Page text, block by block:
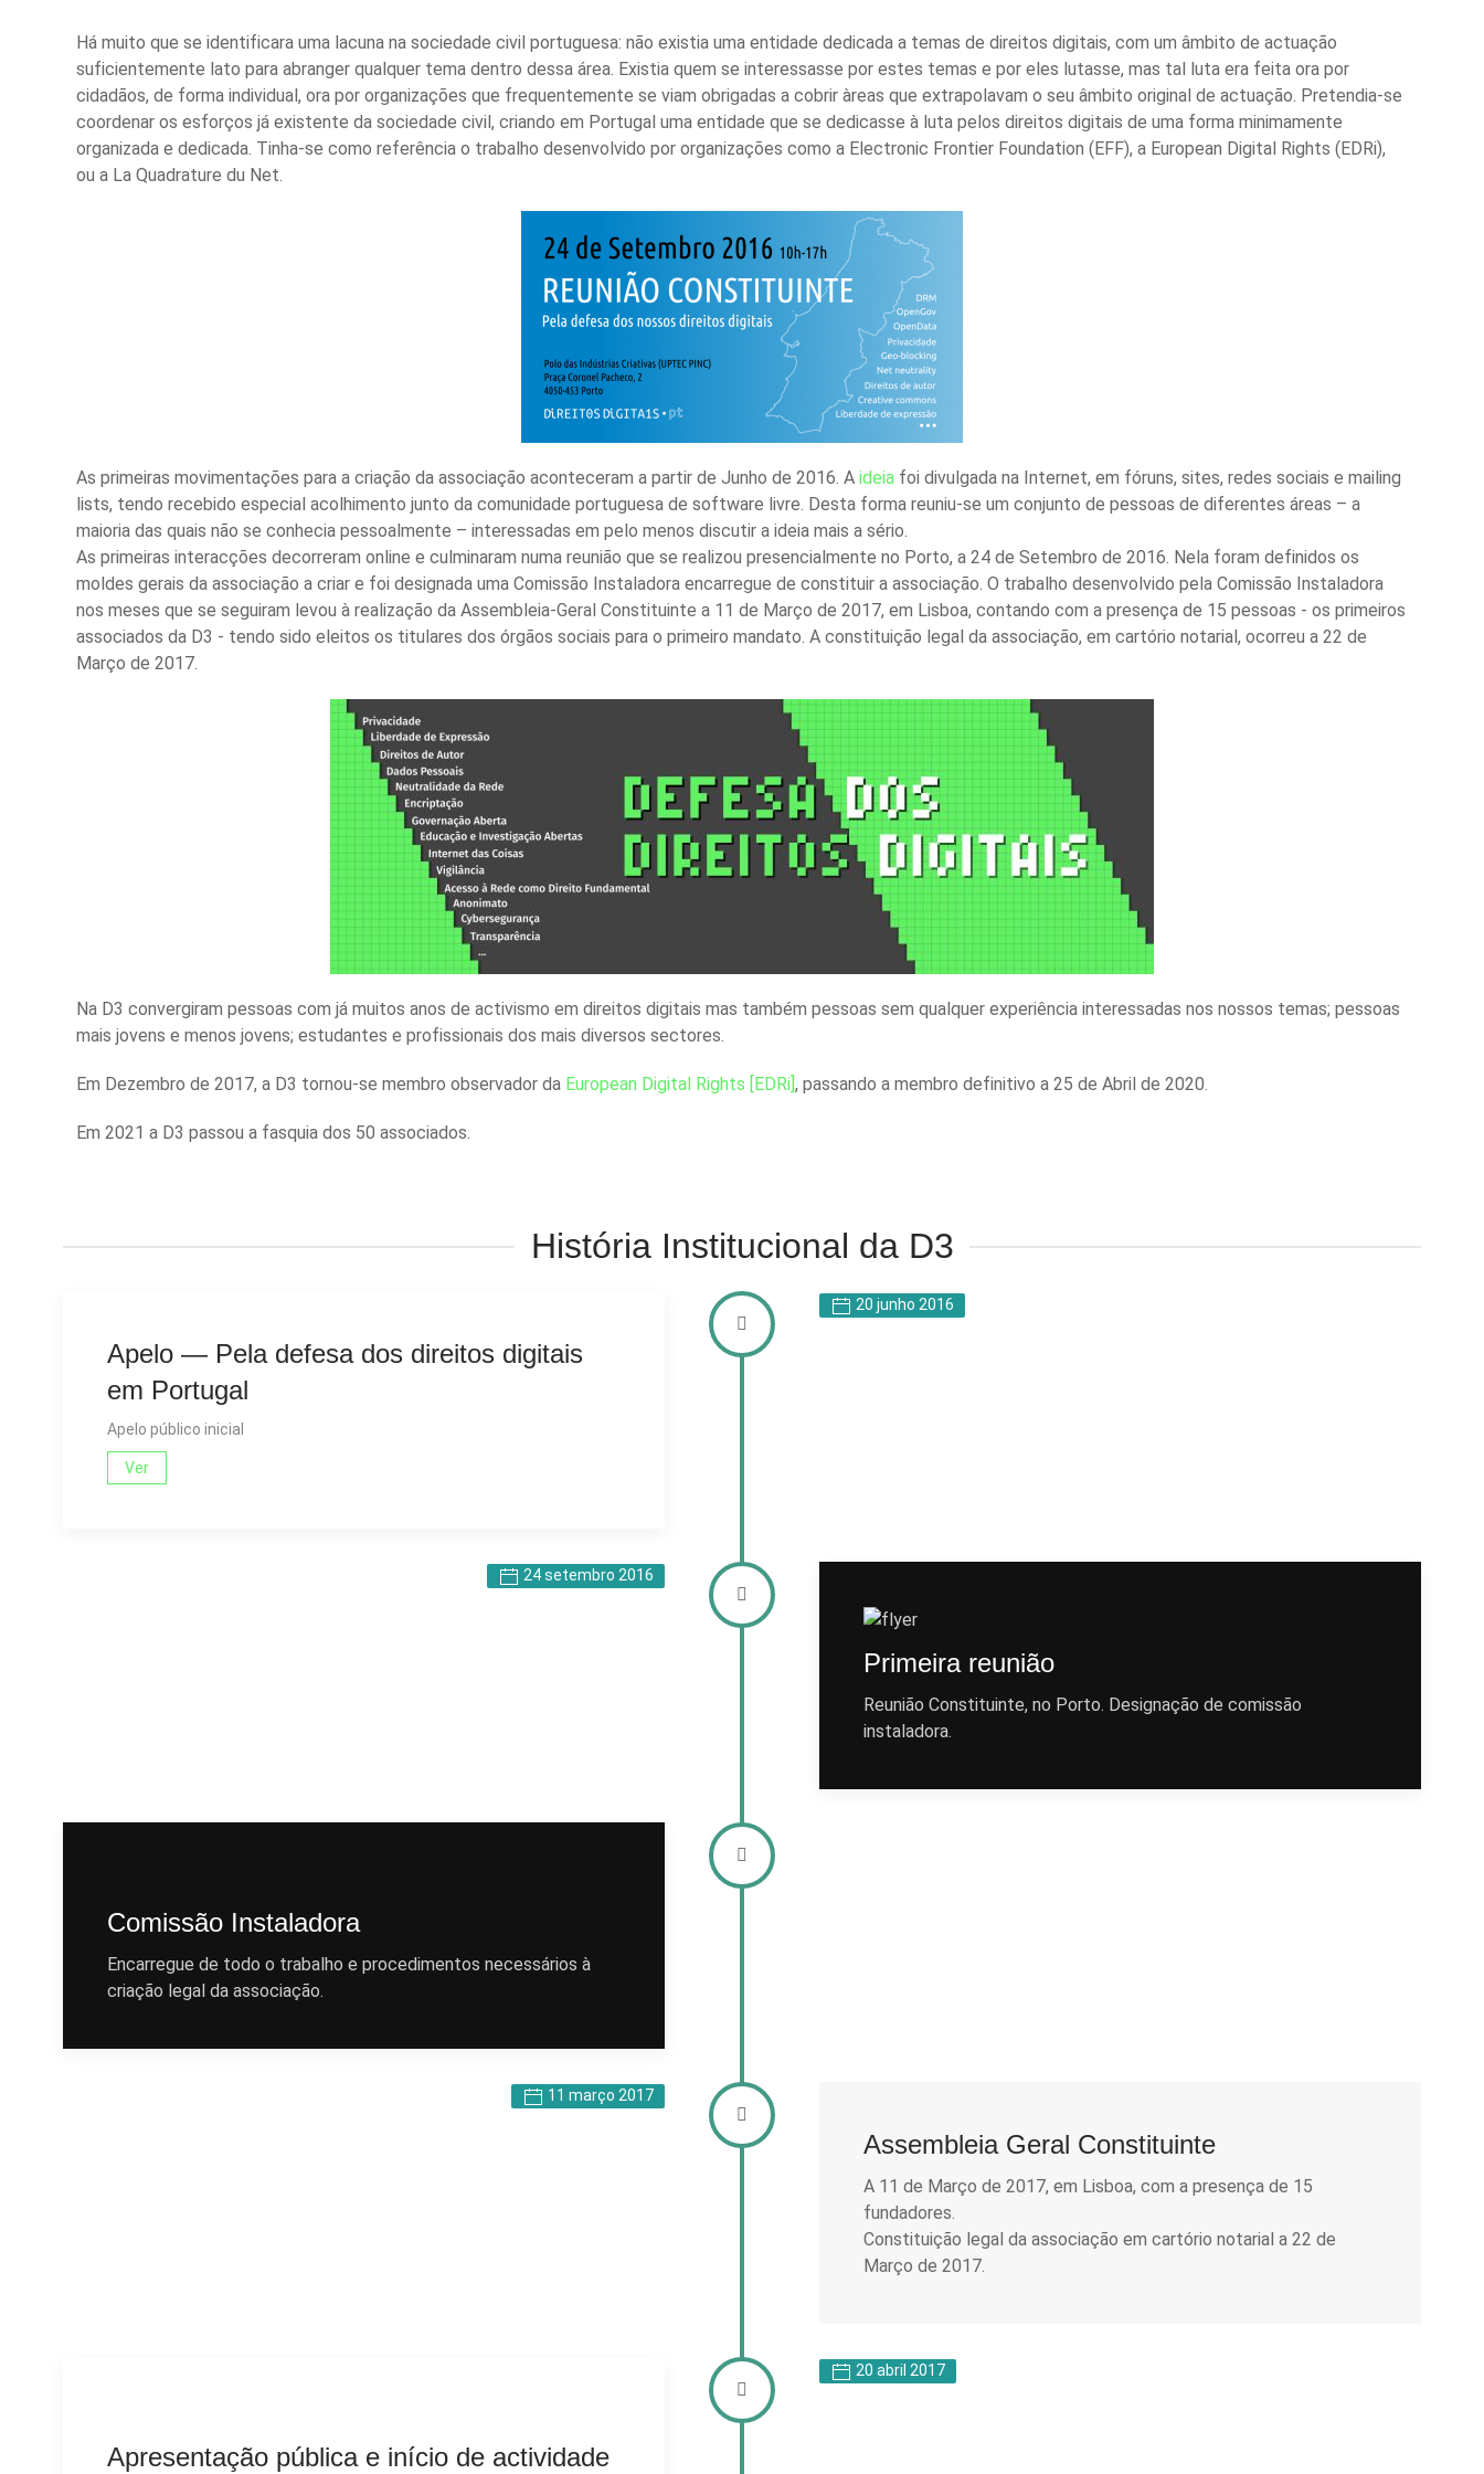
Há muito que se identificara uma lacuna na sociedade civil portuguesa: não existia uma entidade dedicada a temas de direitos digitais, com um âmbito de actuação
suficientemente lato para abranger qualquer tema dentro dessa área. Existia quem se interessasse por estes temas e por eles lutasse, mas tal luta era feita ora por
cidadãos, de forma individual, ora por organizações que frequentemente se viam obrigadas a cobrir àreas que extrapolavam o seu âmbito original de actuação. Pretendia-se
coordenar os esforços já existente da sociedade civil, criando em Portugal uma entidade que se dedicasse à luta pelos direitos digitais de uma forma minimamente
organizada e dedicada. Tinha-se como referência o trabalho desenvolvido por organizações como a Electronic Frontier Foundation (EFF), a European Digital Rights (EDRi),
ou a La Quadrature du Net.
As primeiras movimentações para a criação da associação aconteceram a partir de Junho de 2016. A ideia foi divulgada na Internet, em fóruns, sites, redes sociais e mailing
lists, tendo recebido especial acolhimento junto da comunidade portuguesa de software livre. Desta forma reuniu-se um conjunto de pessoas de diferentes áreas – a
maioria das quais não se conhecia pessoalmente – interessadas em pelo menos discutir a ideia mais a sério.
As primeiras interacções decorreram online e culminaram numa reunião que se realizou presencialmente no Porto, a 24 de Setembro de 2016. Nela foram definidos os
moldes gerais da associação a criar e foi designada uma Comissão Instaladora encarregue de constituir a associação. O trabalho desenvolvido pela Comissão Instaladora
nos meses que se seguiram levou à realização da Assembleia-Geral Constituinte a 11 de Março de 2017, em Lisboa, contando com a presença de 15 pessoas - os primeiros
associados da D3 - tendo sido eleitos os titulares dos órgãos sociais para o primeiro mandato. A constituição legal da associação, em cartório notarial, ocorreu a 22 de
Março de 2017.
Na D3 convergiram pessoas com já muitos anos de activismo em direitos digitais mas também pessoas sem qualquer experiência interessadas nos nossos temas; pessoas
mais jovens e menos jovens; estudantes e profissionais dos mais diversos sectores.
Em Dezembro de 2017, a D3 tornou-se membro observador da European Digital Rights [EDRi] , passando a membro definitivo a 25 de Abril de 2020.
Em 2021 a D3 passou a fasquia dos 50 associados.
História Institucional da D3
20 junho 2016
Apelo — Pela defesa dos direitos digitais
em Portugal
Apelo público inicial
Ver
24 setembro 2016
Primeira reunião
Reunião Constituinte, no Porto. Designação de comissão
instaladora.
Comissão Instaladora
Encarregue de todo o trabalho e procedimentos necessários à
criação legal da associação.
11 março 2017
Assembleia Geral Constituinte
A 11 de Março de 2017, em Lisboa, com a presença de 15
fundadores.
Constituição legal da associação em cartório notarial a 22 de
Março de 2017.
20 abril 2017
Apresentação pública e início de actividade